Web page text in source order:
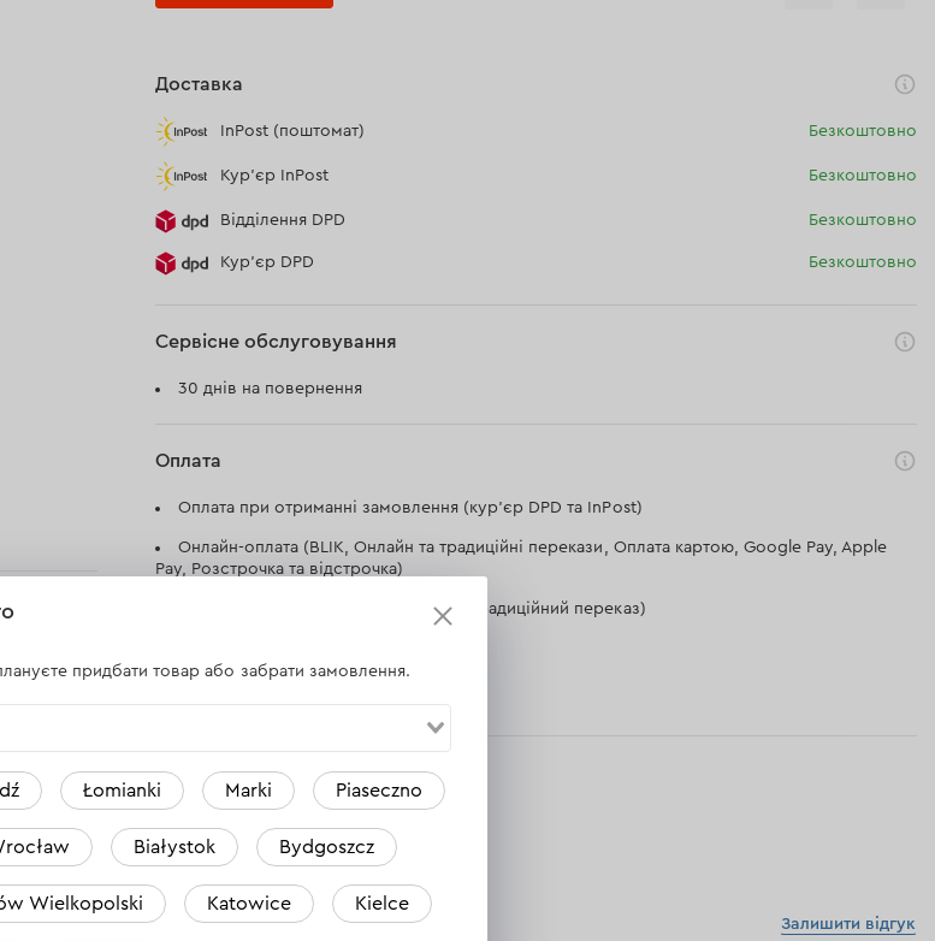
Доставка
InPost (поштомат) Безкоштовно
Кур'єр InPost Безкоштовно
Відділення DPD Безкоштовно
Кур’єр DPD Безкоштовно
Сервісне обслуговування
30 днів на повернення
Оплата
Оплата при отриманні замовлення (кур'єр DPD та InPost)
Онлайн-оплата (BLIK, Онлайн та традиційні перекази, Оплата картою, Google Pay, Apple
Pay, Розстрочка та відстрочка)
Оплата на розрахунковий рахунок (Традиційний переказ)
Залишити відгук
Відгуки 1
придбати товар або забрати замовлення.
Łomianki Marki Piaseczno
Białystok Bydgoszcz
Wielkopolski Katowice Kielce